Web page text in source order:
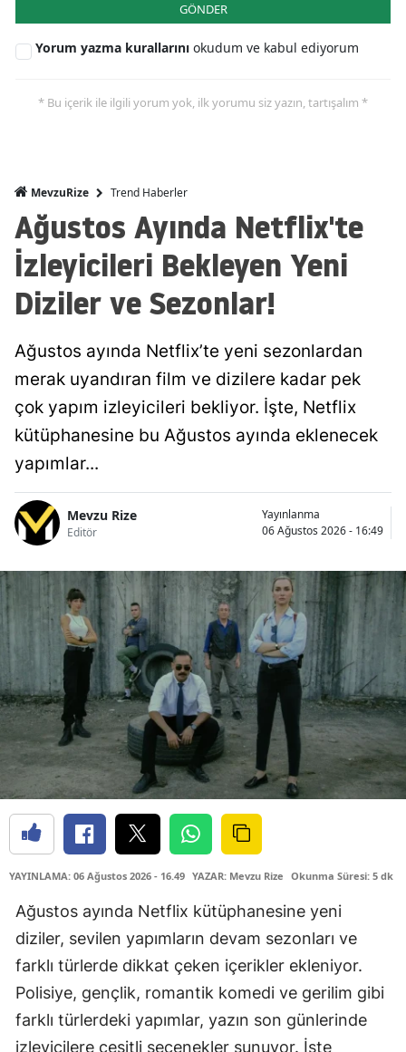
GÖNDER
Yorum yazma kurallarını okudum ve kabul ediyorum
* Bu içerik ile ilgili yorum yok, ilk yorumu siz yazın, tartışalım *
MevzuRize Trend Haberler
Ağustos Ayında Netflix'te
İzleyicileri Bekleyen Yeni
Diziler ve Sezonlar!
Ağustos ayında Netflix’te yeni sezonlardan
merak uyandıran film ve dizilere kadar pek
çok yapım izleyicileri bekliyor. İşte, Netflix
kütüphanesine bu Ağustos ayında eklenecek
yapımlar...
Mevzu Rize
Editör
Yayınlanma
06 Ağustos 2026 - 16:49
YAYINLAMA: 06 Ağustos 2026 - 16.49 YAZAR: Mevzu Rize Okunma Süresi: 5 dk
Ağustos ayında Netflix kütüphanesine yeni
diziler, sevilen yapımların devam sezonları ve
farklı türlerde dikkat çeken içerikler ekleniyor.
Polisiye, gençlik, romantik komedi ve gerilim gibi
farklı türlerdeki yapımlar, yazın son günlerinde
izleyicilere çeşitli seçenekler sunuyor. İşte